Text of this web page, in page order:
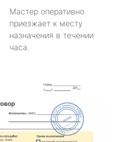
Мастер оперативно
приезжает к месту
назначения в течении
часа.